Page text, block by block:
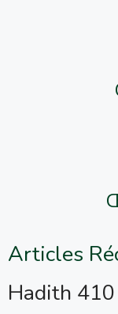
Articles
Hadith 410